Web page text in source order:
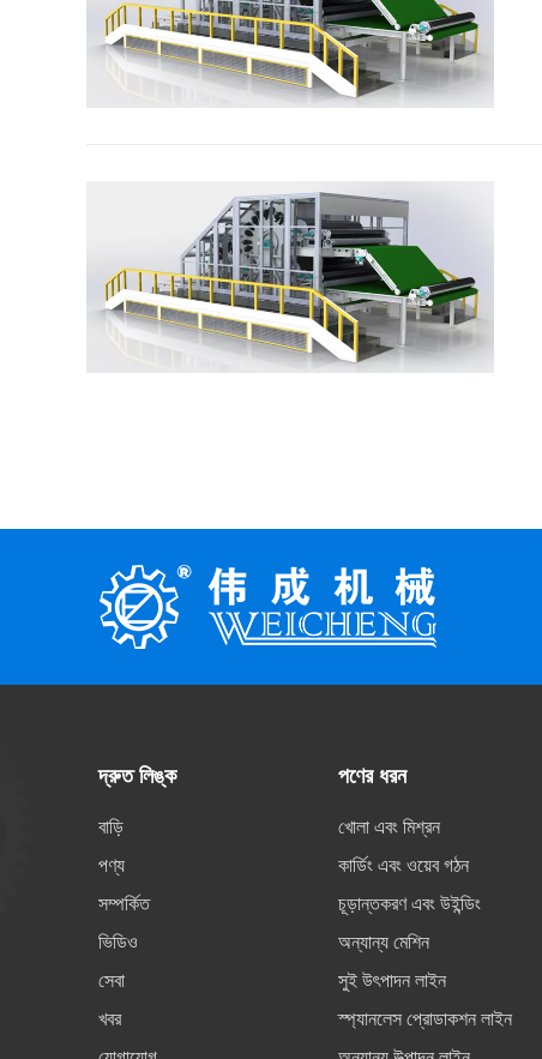
দ্রুত লিঙ্ক
বাড়ি
পণ্য
সম্পর্কিত
ভিডিও
সেবা
খবর
পণের ধরন
খোলা এবং মিশ্রন
কার্ডিং এবং ওয়েব গঠন
চূড়ান্তকরণ এবং উইন্ডিং
অন্যান্য মেশিন
সুই উৎপাদন লাইন
স্প্যানলেস প্রোডাকশন লাইন